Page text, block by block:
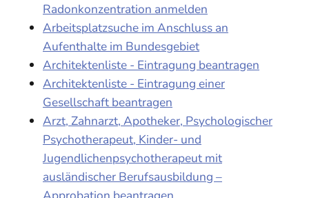
Radonkonzentration anmelden
Arbeitsplatzsuche im Anschluss an
Aufenthalte im Bundesgebiet
Architektenliste - Eintragung beantragen
Architektenliste - Eintragung einer
Gesellschaft beantragen
Arzt, Zahnarzt, Apotheker, Psychologischer
Psychotherapeut, Kinder- und
Jugendlichenpsychotherapeut mit
ausländischer Berufsausbildung –